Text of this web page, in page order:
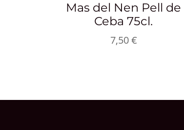
Mas del Nen Pell de
Ceba 75cl.
7,50€